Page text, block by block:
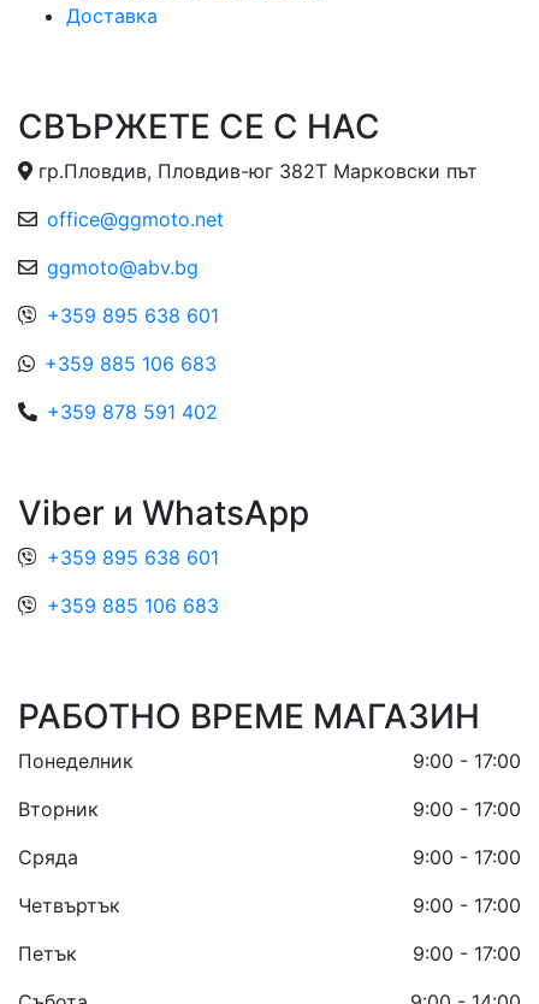
Доставка
СВЪРЖЕТЕ СЕ С НАС
гр.Пловдив, Пловдив-юг 382Т Марковски път
office@ggmoto.net
ggmoto@abv.bg
+359 895 638 601
+359 885 106 683
+359 878 591 402
Viber и WhatsApp
+359 895 638 601
+359 885 106 683
РАБОТНО ВРЕМЕ МАГАЗИН
Понеделник
9:00 - 17:00
Вторник
9:00 - 17:00
Сряда
9:00 - 17:00
Четвъртък
9:00 - 17:00
Петък
9:00 - 17:00